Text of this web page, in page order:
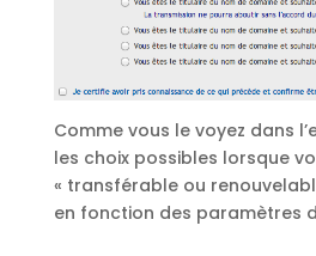
Comme vous le voyez dans
les choix possibles lorsque
« transférable ou
en fonction des paramètres